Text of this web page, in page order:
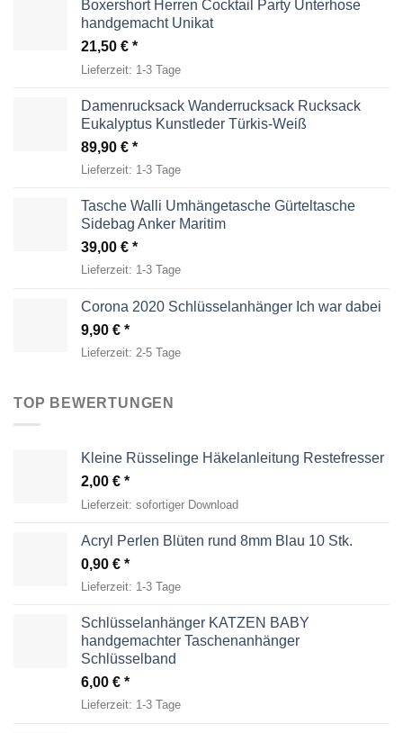
Boxershort Herren Cocktail Party Unterhose
handgemacht Unikat
21,50 €
Lieferzeit: 1-3 Tage
Damenrucksack Wanderrucksack Rucksack
Eukalyptus Kunstleder Türkis-Weiß
89,90 €
Lieferzeit: 1-3 Tage
Tasche Walli Umhängetasche Gürteltasche
Sidebag Anker Maritim
39,00 €
Lieferzeit: 1-3 Tage
Corona 2020 Schlüsselanhänger Ich war dabei
9,90 €
Lieferzeit: 2-5 Tage
TOP BEWERTUNGEN
Kleine Rüsselinge Häkelanleitung Restefresser
2,00 €
Lieferzeit: sofortiger Download
Acryl Perlen Blüten rund 8mm Blau 10 Stk.
0,90 €
Lieferzeit: 1-3 Tage
Schlüsselanhänger KATZEN BABY
handgemachter Taschenanhänger
Schlüsselband
6,00 €
Lieferzeit: 1-3 Tage